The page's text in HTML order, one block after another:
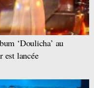
‘Doulicha’ au
est lancée